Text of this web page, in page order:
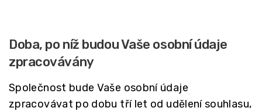
Doba, po níž budou Vaše osobní údaje
zpracovávány
Společnost bude Vaše osobní údaje
zpracovávat po dobu tří let od udělení souhlasu,